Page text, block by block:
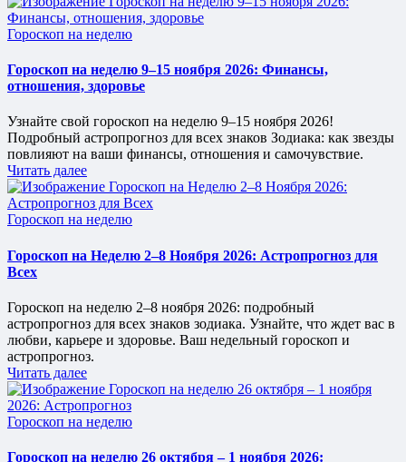
Опубликовано
Гороскоп на неделю
Гороскоп на неделю 9–15 ноября 2026: Финансы,
отношения, здоровье
Узнайте свой гороскоп на неделю 9–15 ноября 2026!
Подробный астропрогноз для всех знаков Зодиака: как звезды
повлияют на ваши финансы, отношения и самочувствие.
Читать далее
Опубликовано
Гороскоп на неделю
Гороскоп на Неделю 2–8 Ноября 2026: Астропрогноз для
Всех
Гороскоп на неделю 2–8 ноября 2026: подробный
астропрогноз для всех знаков зодиака. Узнайте, что ждет вас в
любви, карьере и здоровье. Ваш недельный гороскоп и
астропрогноз.
Читать далее
Опубликовано
Гороскоп на неделю
Гороскоп на неделю 26 октября – 1 ноября 2026: